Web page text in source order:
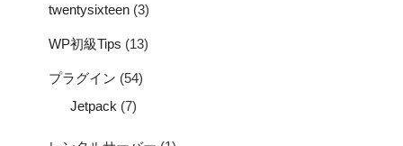
twentysixteen (3)
WP初級Tips (13)
プラグイン (54)
Jetpack (7)